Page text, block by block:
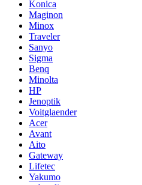
Konica
Maginon
Minox
Traveler
Sanyo
Sigma
Benq
Minolta
HP
Jenoptik
Voitglaender
Acer
Avant
Aito
Gateway
Lifetec
Yakumo